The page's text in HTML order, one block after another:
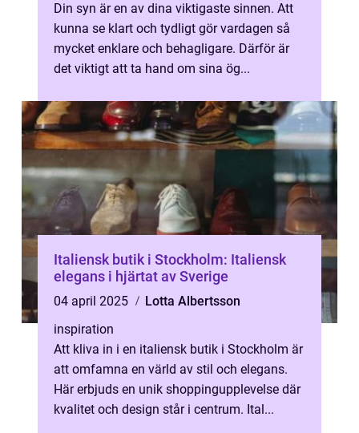
Din syn är en av dina viktigaste sinnen. Att
kunna se klart och tydligt gör vardagen så
mycket enklare och behagligare. Därför är
det viktigt att ta hand om sina ög...
Italiensk butik i Stockholm: Italiensk
elegans i hjärtat av Sverige
04 april 2025
Lotta Albertsson
inspiration
Att kliva in i en italiensk butik i Stockholm är
att omfamna en värld av stil och elegans.
Här erbjuds en unik shoppingupplevelse där
kvalitet och design står i centrum. Ital...